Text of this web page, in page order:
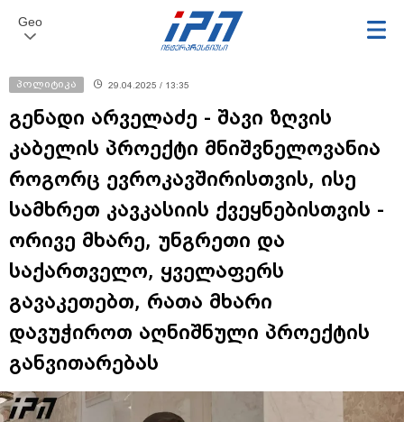
Geo
პოლიტიკა 29.04.2025 / 13:35
გენადი არველაძე - შავი ზღვის
კაბელის პროექტი მნიშვნელოვანია
როგორც ევროკავშირისთვის, ისე
სამხრეთ კავკასიის ქვეყნებისთვის -
ორივე მხარე, უნგრეთი და
საქართველო, ყველაფერს
გავაკეთებთ, რათა მხარი
დავუჭიროთ აღნიშნული პროექტის
განვითარებას